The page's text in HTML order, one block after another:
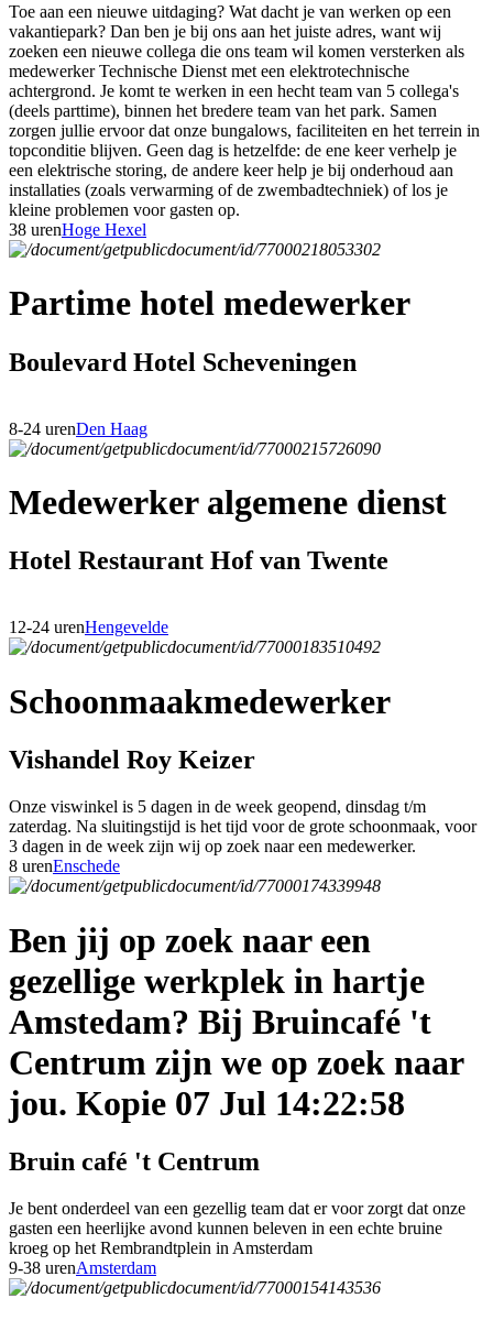
Toe aan een nieuwe uitdaging? Wat dacht je van werken op een
vakantiepark? Dan ben je bij ons aan het juiste adres, want wij
zoeken een nieuwe collega die ons team wil komen versterken als
medewerker Technische Dienst met een elektrotechnische
achtergrond. Je komt te werken in een hecht team van 5 collega's
(deels parttime), binnen het bredere team van het park. Samen
zorgen jullie ervoor dat onze bungalows, faciliteiten en het terrein in
topconditie blijven. Geen dag is hetzelfde: de ene keer verhelp je
een elektrische storing, de andere keer help je bij onderhoud aan
installaties (zoals verwarming of de zwembadtechniek) of los je
kleine problemen voor gasten op.
38 urenHoge Hexel
Partime hotel medewerker
Boulevard Hotel Scheveningen
8-24 urenDen Haag
Medewerker algemene dienst
Hotel Restaurant Hof van Twente
12-24 urenHengevelde
Schoonmaakmedewerker
Vishandel Roy Keizer
Onze viswinkel is 5 dagen in de week geopend, dinsdag t/m
zaterdag. Na sluitingstijd is het tijd voor de grote schoonmaak, voor
3 dagen in de week zijn wij op zoek naar een medewerker.
8 urenEnschede
Ben jij op zoek naar een
gezellige werkplek in hartje
Amstedam? Bij Bruincafé 't
Centrum zijn we op zoek naar
jou. Kopie 07 Jul 14:22:58
Bruin café 't Centrum
Je bent onderdeel van een gezellig team dat er voor zorgt dat onze
gasten een heerlijke avond kunnen beleven in een echte bruine
kroeg op het Rembrandtplein in Amsterdam
9-38 urenAmsterdam